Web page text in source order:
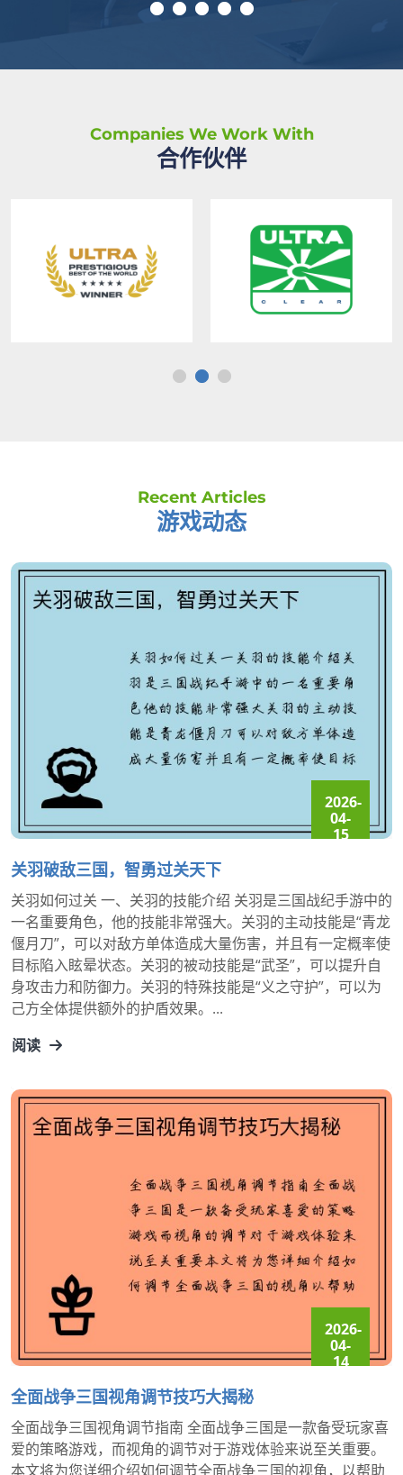
Companies We Work With
合作伙伴
Recent Articles
游戏动态
2026-
04-
15
关羽破敌三国，智勇过关天下
关羽如何过关 一、关羽的技能介绍 关羽是三国战纪手游中的
一名重要角色，他的技能非常强大。关羽的主动技能是“青龙
偃月刀”，可以对敌方单体造成大量伤害，并且有一定概率使
目标陷入眩晕状态。关羽的被动技能是“武圣”，可以提升自
身攻击力和防御力。关羽的特殊技能是“义之守护”，可以为
己方全体提供额外的护盾效果。...
阅读
2026-
04-
14
全面战争三国视角调节技巧大揭秘
全面战争三国视角调节指南 全面战争三国是一款备受玩家喜
爱的策略游戏，而视角的调节对于游戏体验来说至关重要。
本文将为您详细介绍如何调节全面战争三国的视角，以帮助